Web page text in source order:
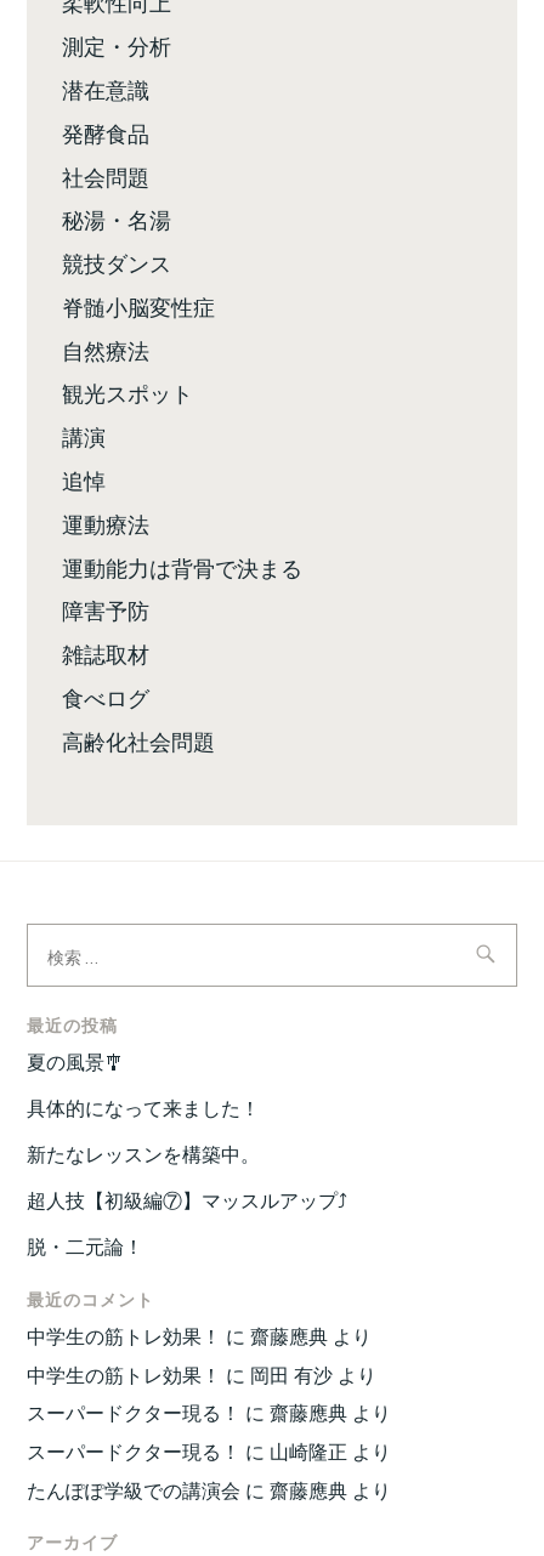
測定・分析
潜在意識
発酵食品
社会問題
秘湯・名湯
競技ダンス
脊髄小脳変性症
自然療法
観光スポット
講演
追悼
運動療法
運動能力は背骨で決まる
障害予防
雑誌取材
食べログ
高齢化社会問題
索:
最近の投稿
夏の風景🎐
具体的になって来ました！
新たなレッスンを構築中。
超人技【初級編⑦】マッスルアップ⤴️
脱・二元論！
最近のコメント
中学生の筋トレ効果！ に齋藤應典 より
中学生の筋トレ効果！ に 岡田 有沙 より
スーパードクター現る！ に齋藤應典 より
スーパードクター現る！ に 山崎隆正 より
たんぽぽ学級での講演会 に齋藤應典 より
アーカイブ